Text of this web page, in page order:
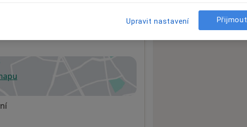
a fyzikální medicína
v nové záložce
Upravit nastavení Přijmout